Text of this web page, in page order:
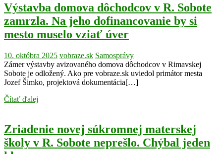
Výstavba domova dôchodcov v R. Sobote
zamrzla. Na jeho dofinancovanie by si
mesto muselo vziať úver
10. októbra 2025 vobraze.sk Samosprávy
Zámer výstavby avizovaného domova dôchodcov v Rimavskej
Sobote je odložený. Ako pre vobraze.sk uviedol primátor mesta
Jozef Šimko, projektová dokumentácia[…]
Čítať ďalej
Zriadenie novej súkromnej materskej
školy v R. Sobote neprešlo. Chýbal jeden